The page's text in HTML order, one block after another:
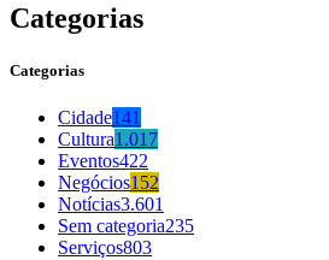
Categorias
Categorias
Cidade141
Cultura1.017
Eventos422
Negócios152
Notícias3.601
Sem categoria235
Serviços803